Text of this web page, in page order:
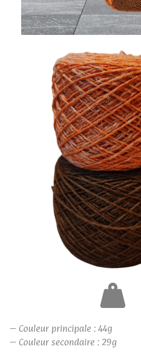
– Couleur principale : 44g
– Couleur secondaire : 29g